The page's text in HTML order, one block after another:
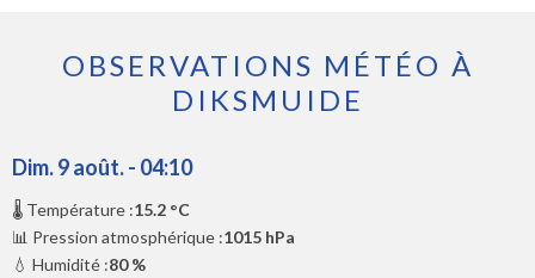
OBSERVATIONS MÉTÉO À
DIKSMUIDE
Dim. 9 août. - 04:10
🌡️ Température :15.2 °C
📊 Pression atmosphérique :1015 hPa
💧 Humidité :80 %